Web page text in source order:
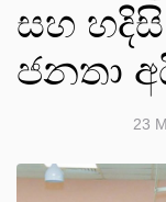
සහ
ජනතා
23